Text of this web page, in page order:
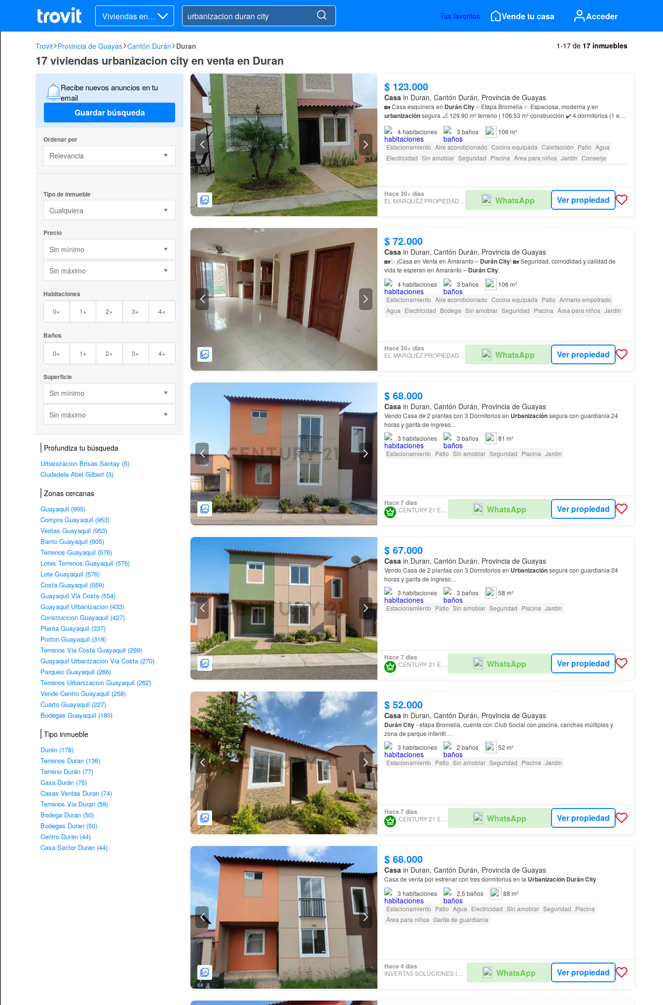
Viviendas en v
enta
Tus favoritos Vende tu casa Acceder
Trovit Provincia de Guayas Cantón Durán Duran 1-17 de 17 inmuebles
17 viviendas urbanizacion city en venta en Duran
Recibe nuevos anuncios en tu
email
Guardar búsqueda
Ordenar por
Relevancia
Tipo de inmueble
Cualquiera
Precio
Sin mínimo
Sin máximo
Habitaciones
0+ 1+ 2+ 3+ 4+
Baños
0+ 1+ 2+ 3+ 4+
Superficie
Sin mínimo
Sin máximo
Profundiza tu búsqueda
Urbanizacion Brisas Santay (5)
Ciudadela Abel Gilbert (3)
Zonas cercanas
Guayaquil (995)
Compra Guayaquil (953)
Ventas Guayaquil (953)
Barrio Guayaquil (605)
Terrenos Guayaquil (576)
Lotes Terrenos Guayaquil (576)
Lote Guayaquil (576)
Costa Guayaquil (559)
Guayaquil Via Costa (554)
Guayaquil Urbanizacion (433)
Construccion Guayaquil (427)
Planta Guayaquil (337)
Porton Guayaquil (318)
Terrenos Via Costa Guayaquil (299)
Guayaquil Urbanizacion Via Costa (270)
Parqueo Guayaquil (266)
Terrenos Urbanizacion Guayaquil (262)
Vende Centro Guayaquil (258)
Cuarto Guayaquil (227)
Bodegas Guayaquil (180)
Tipo inmueble
Durán (178)
Terrenos Duran (136)
Terreno Durán (77)
Casa Durán (75)
Casas Ventas Duran (74)
Terrenos Via Duran (59)
Bodega Duran (50)
Bodegas Duran (50)
Centro Duran (44)
Casa Sector Duran (44)
$ 123.000
Casain Duran, Cantón Durán, Provincia de Guayas
🏡 Casa esquinera en DuránCity – Etapa Bromelia ✨ Espaciosa, moderna y en
urbanizaciónsegura 📐 129.90 m² terreno | 106.53 m² construcción ✔️ 4 dormitorios (1 en
planta baja) ✔️ 3 baños ✔️ Sala, comedor y cocina funcional…
4habitaciones 3 baños
106 m²
Estacionamiento Aire acondicionado Cocina equipada Calefacción Patio Agua
Electricidad Sin amoblar Seguridad Piscina Área para niños Jardín Conserje
Hace 30+ días
EL MARQUÉZ PROPIEDADES Y NEGOCIOS WhatsApp Ver propiedad
$ 72.000
Casa in Duran, Cantón Durán, Provincia de Guayas
🏡✨ ¡Casa en Venta en Amaranto – DuránCity! 🏡 Seguridad, comodidad y calidad de
vida te esperan en Amaranto – DuránCity.
4habitaciones 3 baños
106 m²
Estacionamiento Aire acondicionado Cocina equipada Patio Armario empotrado
Agua Electricidad Bodega Sin amoblar Seguridad Piscina Área para niños Jardín
Hace 30+ días
EL MARQUÉZ PROPIEDADES Y NEGOCIOS WhatsApp Ver propiedad
$ 68.000
Casa in Duran, Cantón Durán, Provincia de Guayas
Vendo Casa de 2 plantas con 3 Dormitorios en Urbanizaciónsegura con guardiania 24
horas y garita de ingreso…
3 habitaciones 3 baños
81 m²
Estacionamiento Patio Sin amoblar Seguridad Piscina Jardín
Hace 7 días
CENTURY 21 EVOLUTION WhatsApp Ver propiedad
$ 67.000
Casa in Duran, Cantón Durán, Provincia de Guayas
Vendo Casa de 2 plantas con 3 Dormitorios en Urbanizaciónsegura con guardiania 24
horas y garita de ingreso…
3 habitaciones 3 baños
58 m²
Estacionamiento Patio Sin amoblar Seguridad Piscina Jardín
Hace 7 días
CENTURY 21 EVOLUTION WhatsApp Ver propiedad
$ 52.000
Casa in Duran, Cantón Durán, Provincia de Guayas
DuránCity- etapa Bromelia, cuenta con Club Social con piscina, canchas múltiples y
zona de parque infantil…
3 habitaciones 2 baños
52 m²
Estacionamiento Patio Sin amoblar Seguridad Piscina Jardín
Hace 7 días
CENTURY 21 EVOLUTION WhatsApp Ver propiedad
$ 68.000
Casa in Duran, Cantón Durán, Provincia de Guayas
Casa de venta por estrenar con tres dormitorios en la Urbanización DuránCity.
3 habitaciones 2,5 baños
88 m²
Estacionamiento Patio Agua Electricidad Sin amoblar Seguridad Piscina
Área para niños Garita de guardianía
Hace 4 días
INVERTAS SOLUCIONES INMOBILIARIAS S A WhatsApp Ver propiedad